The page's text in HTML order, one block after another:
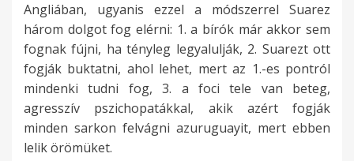
Angliában, ugyanis ezzel a módszerrel Suarez
három dolgot fog elérni: 1. a bírók már akkor sem
fognak fújni, ha tényleg legyalulják, 2. Suarezt ott
fogják buktatni, ahol lehet, mert az 1.-es pontról
mindenki tudni fog, 3. a foci tele van beteg,
agresszív pszichopatákkal, akik azért fogják
minden sarkon felvágni azuruguayit, mert ebben
lelik örömüket.